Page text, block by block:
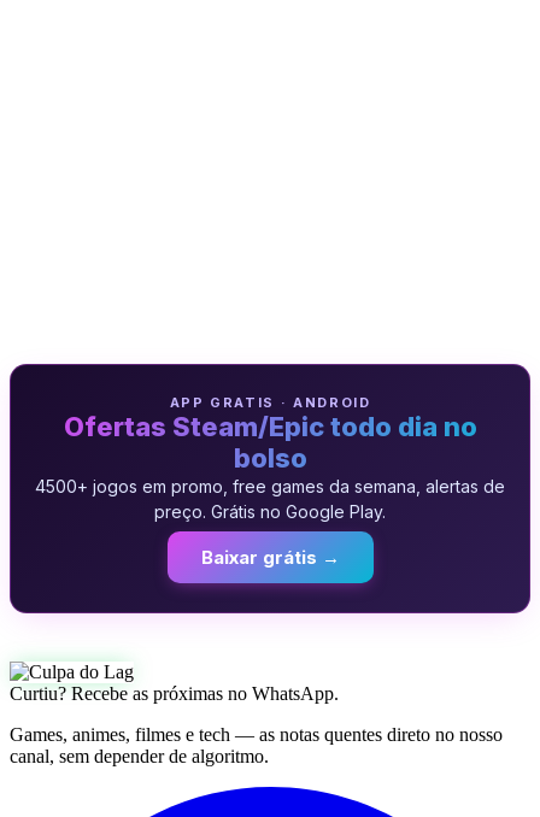
APP GRATIS · ANDROID
Ofertas Steam/Epic todo dia no
bolso
4500+ jogos em promo, free games da semana, alertas de
preço. Grátis no Google Play.
Baixar grátis →
Curtiu? Recebe as próximas no WhatsApp.
Games, animes, filmes e tech — as notas quentes direto no nosso
canal, sem depender de algoritmo.